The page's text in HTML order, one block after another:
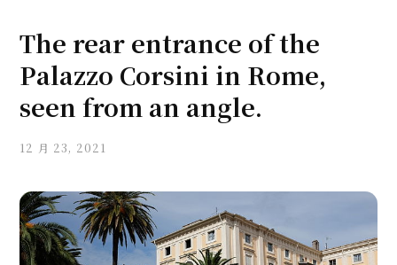
The rear entrance of the
Palazzo Corsini in Rome,
seen from an angle.
12 月 23, 2021